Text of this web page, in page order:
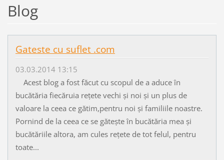
Blog
Gateste cu suflet .com
03.03.2014 13:15
Acest blog a fost făcut cu scopul de a aduce în
bucătăria fiecăruia rețete vechi și noi și un plus de
valoare la ceea ce gătim,pentru noi și familiile noastre.
Pornind de la ceea ce se gătește în bucătăria mea și
bucătăriile altora, am cules rețete de tot felul, pentru
toate...